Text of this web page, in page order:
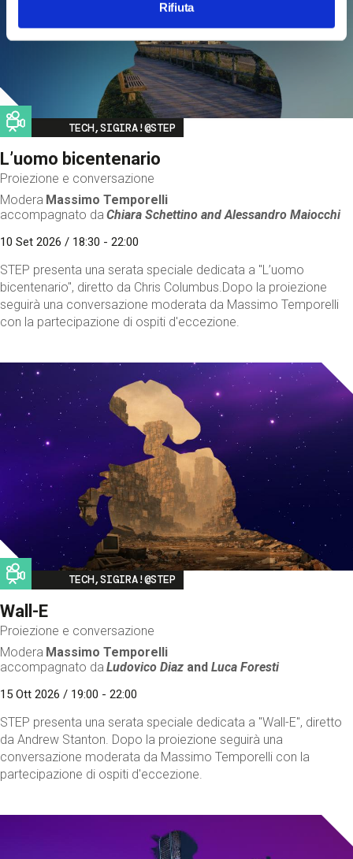
Rifiuta
Image
TECH,SIGIRA!@STEP
L’uomo bicentenario
Proiezione e conversazione
Modera Massimo Temporelli
accompagnato da Chiara Schettino andAlessandro Maiocchi
10 Set 2026 / 18:30 - 22:00
STEP presenta una serata speciale dedicata a "L’uomo
bicentenario", diretto da Chris Columbus.Dopo la proiezione
seguirà una conversazione moderata da Massimo Temporelli
con la partecipazione di ospiti d'eccezione.
Image
TECH,SIGIRA!@STEP
Wall-E
Proiezione e conversazione
Modera Massimo Temporelli
accompagnato da Ludovico Diaz andLuca Foresti
15 Ott 2026 / 19:00 - 22:00
STEP presenta una serata speciale dedicata a "Wall-E", diretto
da Andrew Stanton. Dopo la proiezione seguirà una
conversazione moderata da Massimo Temporelli con la
partecipazione di ospiti d'eccezione.